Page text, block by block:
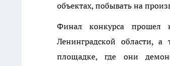
объектах, побывать на
Финал конкурса прошел
Ленинградской области, а
площадке, где они